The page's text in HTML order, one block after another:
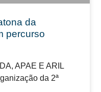
da
percurso
APAE E ARIL
da 2ª